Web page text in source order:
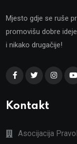
Mjesto gdje se ruše
promovišu dobre
i nikako drugačije!
Kontakt
Asocijacija